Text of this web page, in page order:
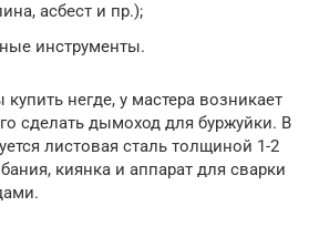
асбест и пр.);
инструменты.
негде, у мастера возникает
сделать дымоход для буржуйки. В
листовая сталь толщиной 1-2
киянка и аппарат для сварки